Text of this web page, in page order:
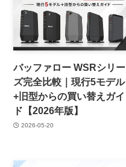
バッファロー WSRシリー
ズ完全比較｜現行5モデル
+旧型からの買い替えガイ
ド【2026年版】
2026-05-20